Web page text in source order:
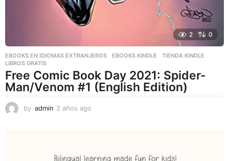
2 0
EBOOKS EN IDIOMAS EXTRANJEROS ,EBOOKS KINDLE ,TIENDA KINDLE
LIBROS GRATIS
Free Comic Book Day 2021: Spider-
Man/Venom #1 (English Edition)
by admin 2 años ago
a